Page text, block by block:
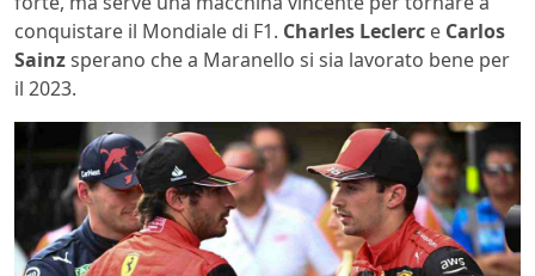
conquistare il Mondiale di F1. Charles Leclerc e Carlos
Sainzsperano che a Maranello si sia lavorato bene per
il 2023.